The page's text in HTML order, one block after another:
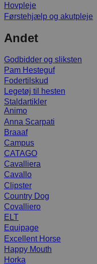
Hovpleje
Førstehjælp og akutpleje
Andet
Godbidder og sliksten
Pam Hesteguf
Fodertilskud
Legetøj til hesten
Staldartikler
Animo
Anna Scarpati
Braaaf
Campus
CATAGO
Cavalliera
Cavallo
Clipster
Country Dog
Covalliero
ELT
Equipage
Excellent Horse
Happy Mouth
Horka